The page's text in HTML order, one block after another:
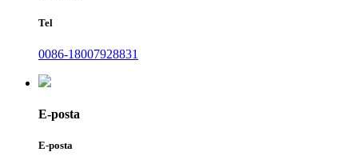
Tel
0086-18007928831
E-posta
E-posta